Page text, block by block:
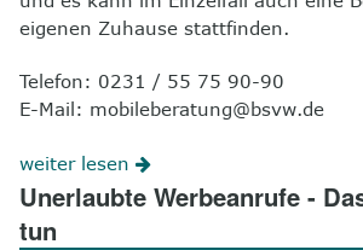
eigenen Zuhause stattfinden.
Telefon: 0231 / 55 75 90-90
E-Mail: mobileberatung@bsvw.de
weiter lesen
Unerlaubte Werbeanrufe -
tun